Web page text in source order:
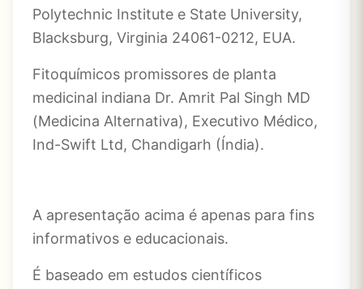
Polytechnic Institute e State University,
Blacksburg, Virginia 24061-0212, EUA.
Fitoquímicos promissores de planta
medicinal indiana Dr. Amrit Pal Singh MD
(Medicina Alternativa), Executivo Médico,
Ind-Swift Ltd, Chandigarh (Índia).
A apresentação acima é apenas para fins
informativos e educacionais.
É baseado em estudos científicos